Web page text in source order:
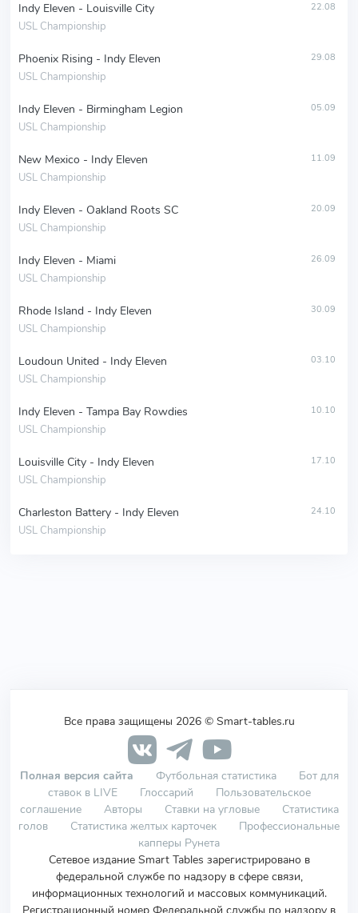
Indy Eleven - Louisville City
USL Championship
22.08
Phoenix Rising - Indy Eleven
USL Championship
29.08
Indy Eleven - Birmingham Legion
USL Championship
05.09
New Mexico - Indy Eleven
USL Championship
11.09
Indy Eleven - Oakland Roots SC
USL Championship
20.09
Indy Eleven - Miami
USL Championship
26.09
Rhode Island - Indy Eleven
USL Championship
30.09
Loudoun United - Indy Eleven
USL Championship
03.10
Indy Eleven - Tampa Bay Rowdies
USL Championship
10.10
Louisville City - Indy Eleven
USL Championship
17.10
Charleston Battery - Indy Eleven
USL Championship
24.10
Все права защищены 2026 © Smart-tables.ru
Полная версия сайта Футбольная статистика
Бот для
ставок в LIVE
Глоссарий
Пользовательское
соглашение
Авторы Ставки на угловые
Статистика
голов
Статистика желтых карточек
Профессиональные
капперы Рунета
Сетевое издание Smart Tables зарегистрировано в
федеральной службе по надзору в сфере связи,
информационных технологий и массовых коммуникаций.